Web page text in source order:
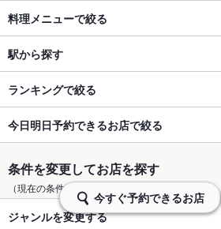
料理メニューで絞る
駅から探す
ランキングで絞る
今日明日予約できるお店で絞る
条件を変更してお店を探す
（現在の条件：和食、食べ放題）
ジャンルを変更する
今すぐ予約できるお店